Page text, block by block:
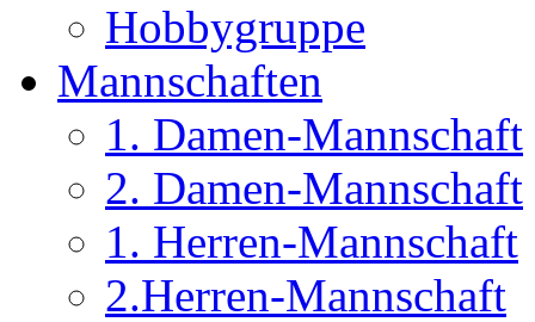
Hobbygruppe
Mannschaften
1. Damen-Mannschaft
2. Damen-Mannschaft
1. Herren-Mannschaft
2.Herren-Mannschaft